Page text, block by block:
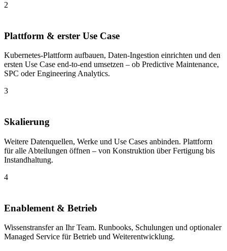
2
Plattform & erster Use Case
Kubernetes-Plattform aufbauen, Daten-Ingestion einrichten und den
ersten Use Case end-to-end umsetzen – ob Predictive Maintenance,
SPC oder Engineering Analytics.
3
Skalierung
Weitere Datenquellen, Werke und Use Cases anbinden. Plattform
für alle Abteilungen öffnen – von Konstruktion über Fertigung bis
Instandhaltung.
4
Enablement & Betrieb
Wissenstransfer an Ihr Team. Runbooks, Schulungen und optionaler
Managed Service für Betrieb und Weiterentwicklung.